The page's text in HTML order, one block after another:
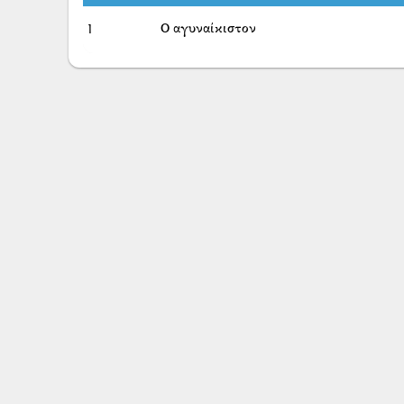
1 Ο αγυναίκιστον